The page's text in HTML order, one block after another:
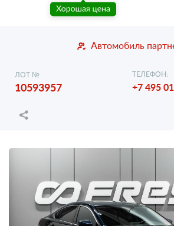
Автомобиль
ЛОТ №
10593957
ТЕЛЕФОН:
+7 495